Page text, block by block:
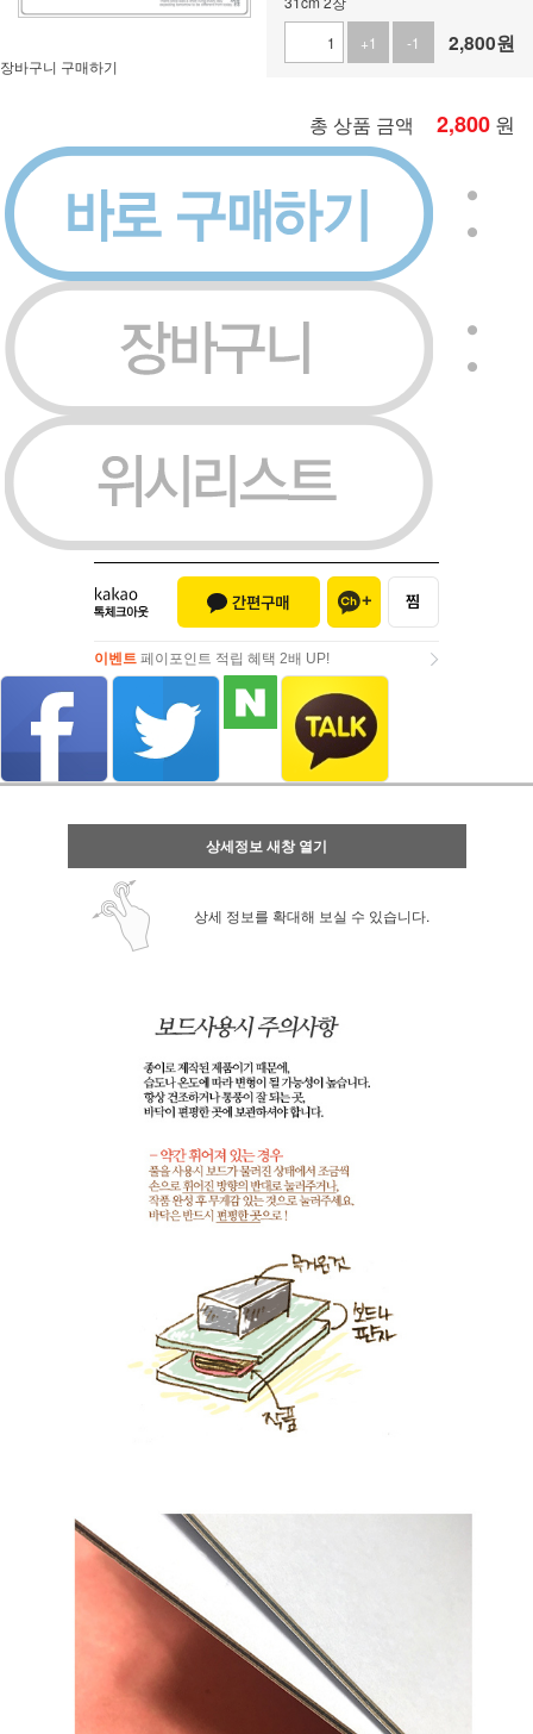
+1
-1 2,800원
총 상품 금액 2,800 원
장바구니 구매하기
이벤트 페이포인트 적립 혜택 2배 UP!
페이포인트 적립 혜택 2배 UP!
상세정보 새창 열기
상세 정보를 확대해 보실 수 있습니다.